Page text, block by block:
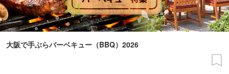
大阪で手ぶらバーベキュー（BBQ）2026